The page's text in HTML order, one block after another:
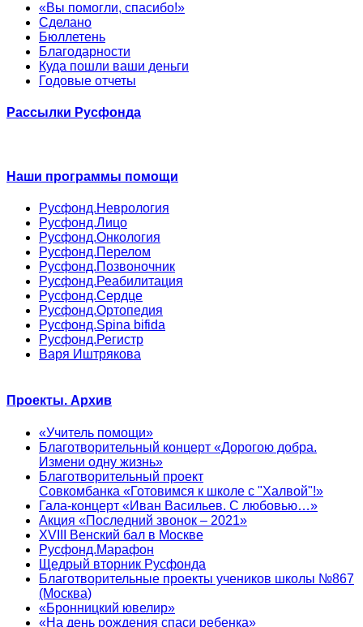
«Вы помогли, спасибо!»
Сделано
Бюллетень
Благодарности
Куда пошли ваши деньги
Годовые отчеты
Рассылки Русфонда
Наши программы помощи
Русфонд.Неврология
Русфонд.Лицо
Русфонд.Онкология
Русфонд.Перелом
Русфонд.Позвоночник
Русфонд.Реабилитация
Русфонд.Сердце
Русфонд.Ортопедия
Русфонд.Spina bifida
Русфонд.Регистр
Варя Иштрякова
Проекты. Архив
«Учитель помощи»
Благотворительный концерт «Дорогою добра.
Измени одну жизнь»
Благотворительный проект
Совкомбанка «Готовимся к школе с "Халвой"!»
Гала-концерт «Иван Васильев. С любовью…»
Акция «Последний звонок – 2021»
XVIII Венский бал в Москве
Русфонд.Марафон
Щедрый вторник Русфонда
Благотворительные проекты учеников школы №867
(Москва)
«Бронницкий ювелир»
«На день рождения спаси ребенка»